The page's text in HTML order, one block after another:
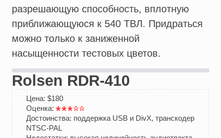
разрешающую способность, вплотную
приближающуюся к 540 ТВЛ. Придраться
можно только к заниженной
насыщенности тестовых цветов.
Rolsen RDR-410
Цена: $180
Оценка:
Достоинства: поддержка USB и DivX, транскодер
NTSC-PAL